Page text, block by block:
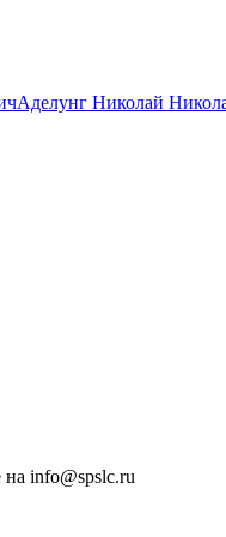
Аделунг Николай
на info@spslc.ru